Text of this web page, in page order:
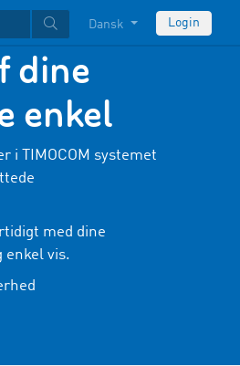
Dansk Login
dine
enkel
i TIMOCOM systemet
med dine
vis.